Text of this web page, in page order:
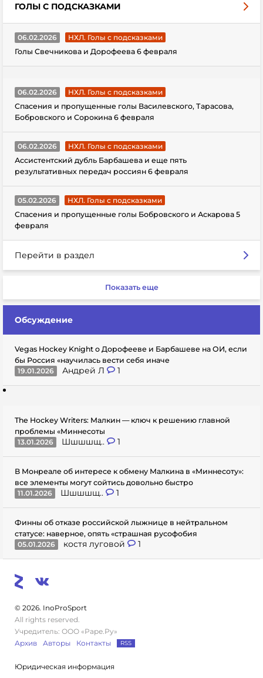
ГОЛЫ С ПОДСКАЗКАМИ
06.02.2026
НХЛ. Голы с подсказками
Голы Свечникова и Дорофеева 6 февраля
06.02.2026
НХЛ. Голы с подсказками
Спасения и пропущенные голы Василевского, Тарасова,
Бобровского и Сорокина 6 февраля
06.02.2026
НХЛ. Голы с подсказками
Ассистентский дубль Барбашева и еще пять
результативных передач россиян 6 февраля
05.02.2026
НХЛ. Голы с подсказками
Спасения и пропущенные голы Бобровского и Аскарова 5
февраля
Перейти в раздел
Показать еще
Обсуждение
Vegas Hockey Knight о Дорофееве и Барбашеве на ОИ, если
бы Россия «научилась вести себя иначе
19.01.2026
Андрей Л 1
The Hockey Writers: Малкин — ключ к решению главной
проблемы «Миннесоты
13.01.2026
Шшшшщ.. 1
В Монреале об интересе к обмену Малкина в «Миннесоту»:
все элементы могут сойтись довольно быстро
11.01.2026
Шшшшщ.. 1
Финны об отказе российской лыжнице в нейтральном
статусе: наверное, опять «страшная русофобия
05.01.2026
костя луговой 1
© 2026. InoProSport
All rights reserved.
Учредитель: ООО «Раре.Ру»
Архив
Авторы Контакты RSS
Юридическая информация